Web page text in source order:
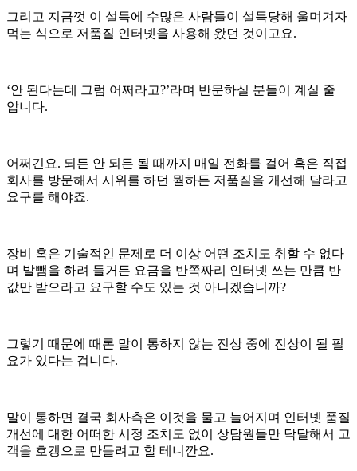
그리고 지금껏 이 설득에 수많은 사람들이 설득당해 울며겨자
먹는 식으로 저품질 인터넷을 사용해 왔던 것이고요.
‘안 된다는데 그럼 어쩌라고?’라며 반문하실 분들이 계실 줄
압니다.
어쩌긴요. 되든 안 되든 될 때까지 매일 전화를 걸어 혹은 직접
회사를 방문해서 시위를 하던 뭘하든 저품질을 개선해 달라고
요구를 해야죠.
장비 혹은 기술적인 문제로 더 이상 어떤 조치도 취할 수 없다
며 발뺌을 하려 들거든 요금을 반쪽짜리 인터넷 쓰는 만큼 반
값만 받으라고 요구할 수도 있는 것 아니겠습니까?
그렇기 때문에 때론 말이 통하지 않는 진상 중에 진상이 될 필
요가 있다는 겁니다.
말이 통하면 결국 회사측은 이것을 물고 늘어지며 인터넷 품질
개선에 대한 어떠한 시정 조치도 없이 상담원들만 닥달해서 고
객을 호갱으로 만들려고 할 테니깐요.